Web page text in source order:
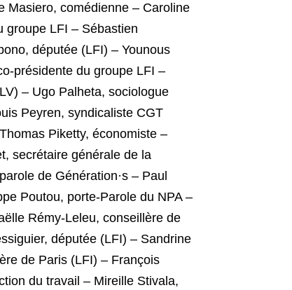
Masiero, comédienne – Caroline
groupe LFI – Sébastien
députée (LFI) – Younous
présidente du groupe LFI –
– Ugo Palheta, sociologue
Peyren, syndicaliste CGT
Piketty, économiste –
secrétaire générale de la
de Génération·s – Paul
Poutou, porte-Parole du NPA –
Rémy-Leleu, conseillère de
députée (LFI) – Sandrine
de Paris (LFI) – François
du travail – Mireille Stivala,